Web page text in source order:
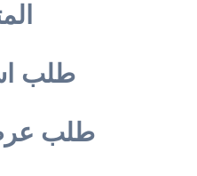
طلب
طلب